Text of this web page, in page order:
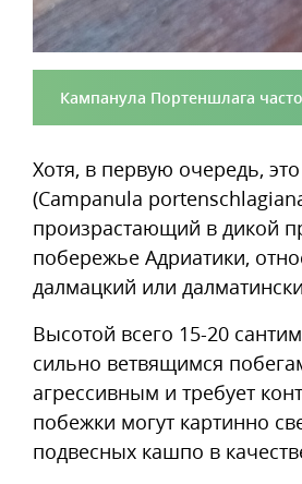
Кампанула Портеншлага
Хотя, в первую очередь,
(Campanula
произрастающий в дикой
побережье Адриатики,
далмацкий или
Высотой всего 15-20
сильно ветвящимся
агрессивным и требует
побежки могут картинно
подвесных кашпо в